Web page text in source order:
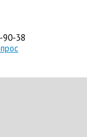
90-38